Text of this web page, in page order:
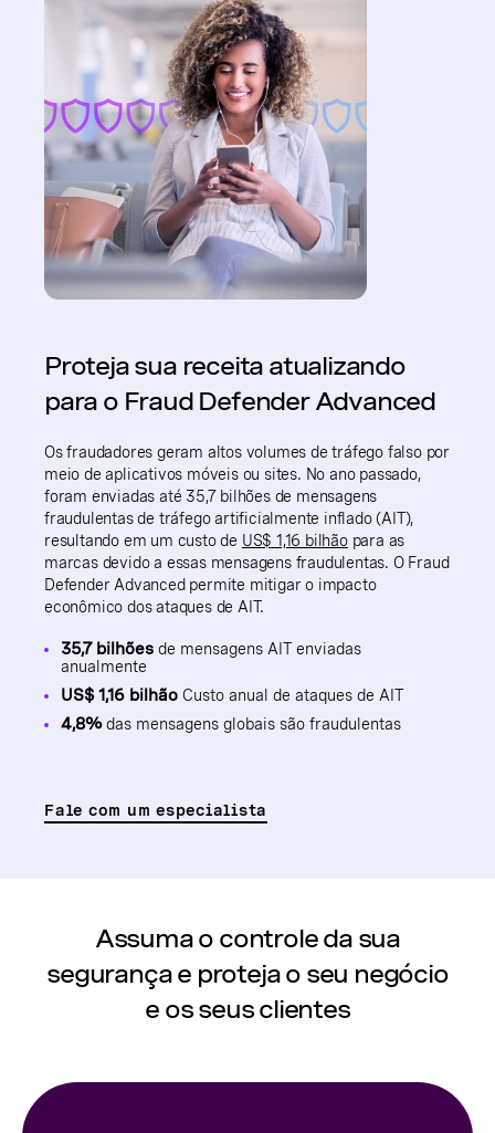
Proteja sua receita atualizando
para o Fraud Defender Advanced
Os fraudadores geram altos volumes de tráfego falso por
meio de aplicativos móveis ou sites. No ano passado,
foram enviadas até 35,7 bilhões de mensagens
fraudulentas de tráfego artificialmente inflado (AIT),
resultando em um custo de US$ 1,16 bilhãopara as
marcas devido a essas mensagens fraudulentas. O Fraud
Defender Advanced permite mitigar o impacto
econômico dos ataques de AIT.
35,7 bilhões de mensagens AIT enviadas
anualmente
US$ 1,16 bilhão Custo anual de ataques de AIT
4,8%das mensagens globais são fraudulentas
Fale com um especialista
Assuma o controle da sua
segurança e proteja o seu negócio
e os seus clientes